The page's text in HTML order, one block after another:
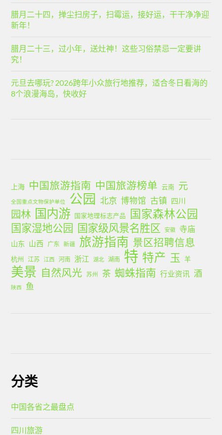
腊月二十四，掸尘扫房子，扫霉运，接好运，干干净净迎
新年！
腊月二十三，过小年，送灶神！这些习俗禁忌一定要讲
究！
元旦去哪玩? 2026跨年小众旅行地推荐，适合冬日看海的
8个浪漫海岛，快收好
上海 中国旅游指南 中国旅游榜单 云南 元
全国重点文物保护单位 公园 北京 博物馆 古镇 四川
园林 国内游 国家地理标志产品 国家森林公园
国家湿地公园 国家级风景名胜区 安徽 寺庙
山东 山西 广东 新疆 旅游指南 景区招聘信息
杭州 江苏 江西 河南 浙江 湖北 湖南 特 特产 玉 羊
美景 自然风光 苏州 茶 蜘蛛指南 行业资讯 酒
陕西 鱼
分类
中国各省之最盘点
四川旅游